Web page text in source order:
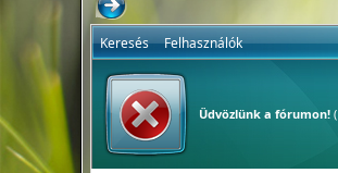
Keresés Felhasználók
Üdvözlünk a fórumon!(